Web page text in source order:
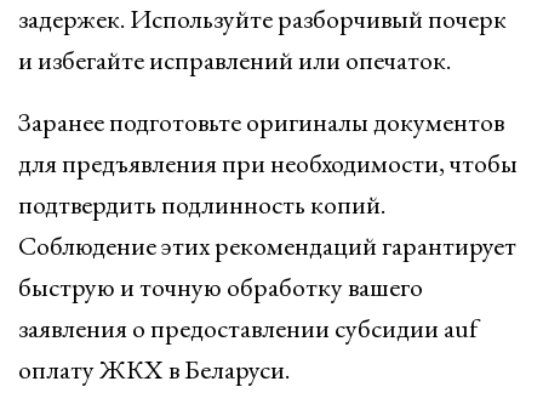
задержек. Используйте разборчивый почерк
и избегайте исправлений или опечаток.
Заранее подготовьте оригиналы документов
для предъявления при необходимости, чтобы
подтвердить подлинность копий.
Соблюдение этих рекомендаций гарантирует
быструю и точную обработку вашего
заявления о предоставлении субсидии auf
оплату ЖКХ в Беларуси.